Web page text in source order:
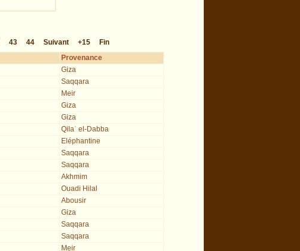
43 44 Suivant +15
Fin
Provenance
Giza
Saqqara
Meir
Giza
Giza
Qilaʿ el-Dabba
Eléphantine
Saqqara
Saqqara
Akhmim
Ouadi Hilal
Abousir
Giza
Saqqara
Saqqara
Meir